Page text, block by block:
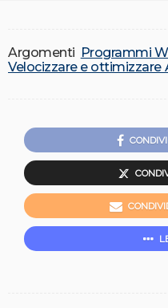
Argomenti Programmi
Velocizzare e ottimizzare